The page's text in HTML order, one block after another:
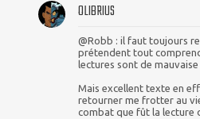
OLIBRIUS
@Robb : il faut toujours
prétendent tout
lectures sont de mauvaise
Mais excellent texte en
retourner me frotter au
combat que fût la lecture